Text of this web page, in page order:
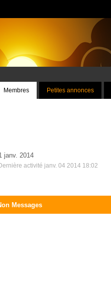
Membres Petites annonces
janv. 2014
activité janv. 04 2014 18:02
Messages